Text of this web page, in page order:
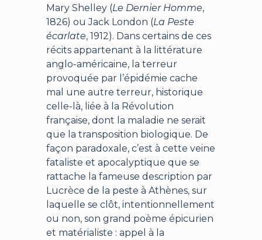
Mary Shelley (Le Dernier Homme,
1826) ou Jack London (La Peste
écarlate, 1912). Dans certains de ces
récits appartenant à la littérature
anglo-américaine, la terreur
provoquée par l’épidémie cache
mal une autre terreur, historique
celle-là, liée à la Révolution
française, dont la maladie ne serait
que la transposition biologique. De
façon paradoxale, c’est à cette veine
fataliste et apocalyptique que se
rattache la fameuse description par
Lucrèce de la peste à Athènes, sur
laquelle se clôt, intentionnellement
ou non, son grand poème épicurien
et matérialiste : appel à la